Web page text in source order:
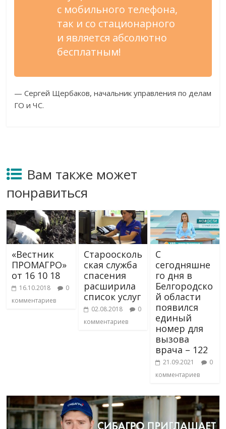
с мобильного телефона,
так и со стационарного
и является абсолютно
бесплатным!
— Сергей Щербаков, начальник управления по делам
ГО и ЧС.
Вам также может
понравиться
«Вестник
ПРОМАГРО»
от 16 10 18
16.10.2018
0
комментариев
Староосколь
ская служба
спасения
расширила
список услуг
02.08.2018
0
комментариев
С
сегодняшне
го дня в
Белгородско
й области
появился
единый
номер для
вызова
врача – 122
21.09.2021
0
комментариев